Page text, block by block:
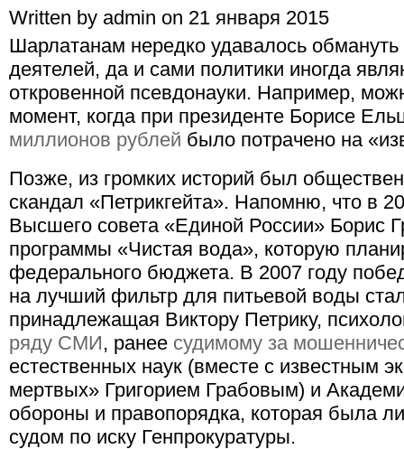
Written by admin on 21 января 2015
Шарлатанам нередко удавалось обмануть
деятелей, да и сами политики иногда
откровенной псевдонауки. Например,
момент, когда при президенте Борисе
миллионов рублей было потрачено на
Позже, из громких историй был
скандал «Петрикгейта». Напомню, что в
Высшего совета «Единой России» Борис
программы «Чистая вода», которую
федерального бюджета. В 2007 году
на лучший фильтр для питьевой воды
принадлежащая Виктору Петрику,
ряду СМИ, ранее судимому за
естественных наук (вместе с известным
мертвых» Григорием Грабовым) и
обороны и правопорядка, которая была
судом по иску Генпрокуратуры.